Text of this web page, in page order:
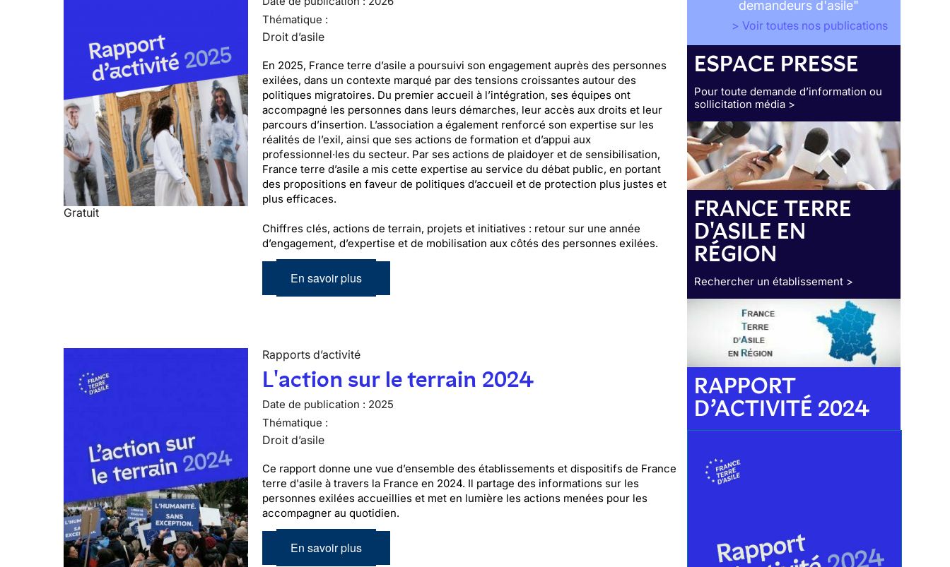
Gratuit
Thématique :
Droit d’asile
En 2025, France terre d’asile a poursuivi son engagement auprès des personnes
exilées, dans un contexte marqué par des tensions croissantes autour des
politiques migratoires. Du premier accueil à l’intégration, ses équipes ont
accompagné les personnes dans leurs démarches, leur accès aux droits et leur
parcours d’insertion. L’association a également renforcé son expertise sur les
réalités de l’exil, ainsi que ses actions de formation et d’appui aux
professionnel·les du secteur. Par ses actions de plaidoyer et de sensibilisation,
France terre d’asile a mis cette expertise au service du débat public, en portant
des propositions en faveur de politiques d’accueil et de protection plus justes et
plus efficaces.
Chiffres clés, actions de terrain, projets et initiatives : retour sur une année
d’engagement, d’expertise et de mobilisation aux côtés des personnes exilées.
En savoir plus
Rapports d’activité
L'action sur le terrain 2024
Date de publication : 2025
Thématique :
Droit d’asile
Ce rapport donne une vue d’ensemble des établissements et dispositifs de France
terre d'asile à travers la France en 2024. Il partage des informations sur les
personnes exilées accueillies et met en lumière les actions menées pour les
accompagner au quotidien.
En savoir plus
demandeurs d'asile"
> Voir toutes nos publications
ESPACE PRESSE
Pour toute demande d’information ou
sollicitation média >
FRANCE TERRE
D'ASILE EN
RÉGION
Rechercher un établissement >
RAPPORT
D’ACTIVITÉ 2024